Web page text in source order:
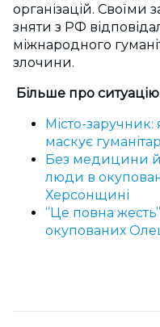
організацій. Своїми
зняти з РФ
міжнародного
злочини.
Більше про
Місто-заручник:
маскує
Без медицини й
люди в
Херсонщині
“Це повна
окупованих